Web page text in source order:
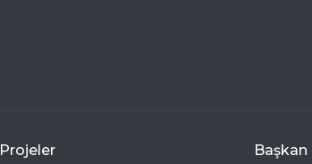
Projeler
Başkan